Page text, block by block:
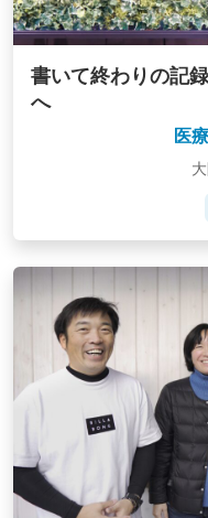
書いて終わりの記
へ
医